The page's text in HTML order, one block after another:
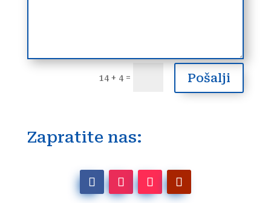
14 + 4= Pošalji
Zapratite nas: